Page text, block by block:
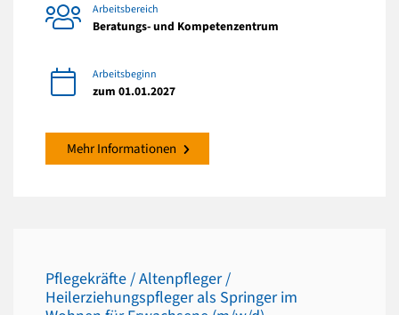
Arbeitsbereich
Beratungs- und Kompetenzentrum
Arbeitsbeginn
zum 01.01.2027
Mehr Informationen
Pflegekräfte / Altenpfleger /
Heilerziehungspfleger als Springer im